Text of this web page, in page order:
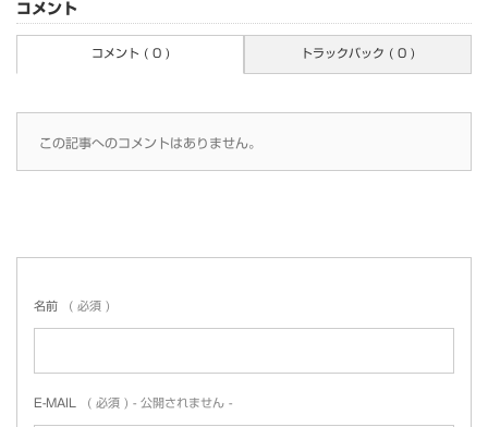
コメント
コメント ( 0 ) トラックバック ( 0 )
この記事へのコメントはありません。
名前 ( 必須 )
E-MAIL ( 必須 ) - 公開されません -